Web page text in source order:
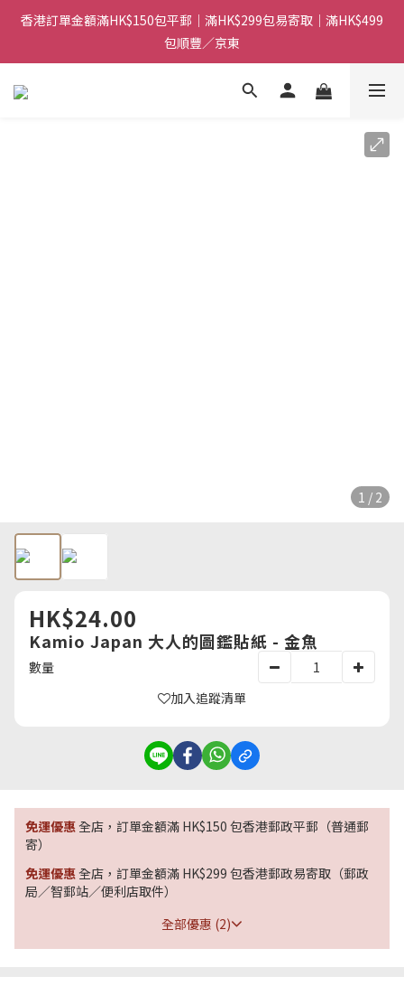
香港訂單金額滿HK$150包平郵｜滿HK$299包易寄取｜滿HK$499
包順豐／京東
香港訂單金額滿HK$150包平郵｜滿HK$299包易寄取｜滿HK$499
包順豐／京東
【網店限定！】指定清貨商品每消費HK$100即享購物金HK$50回
香港訂單金額滿HK$150包平郵｜滿HK$299包易寄取｜滿HK$499
1 / 2
HK$24.00
Kamio Japan 大人的圖鑑貼紙 - 金魚
數量
加入追蹤清單
免運優惠全店，訂單金額滿 HK$150 包香港郵政平郵（普通郵
寄）
免運優惠全店，訂單金額滿 HK$299 包香港郵政易寄取（郵政
局／智郵站／便利店取件）
全部優惠 (2)